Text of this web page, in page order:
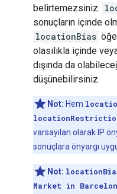
belirtemezsiniz.
sonuçların içinde
locationBias
olasılıkla içinde
dışında da
düşünebilirsiniz.
Not: Hem
varsayılan olarak IP
sonuçlara önyargı
Not:
Market in